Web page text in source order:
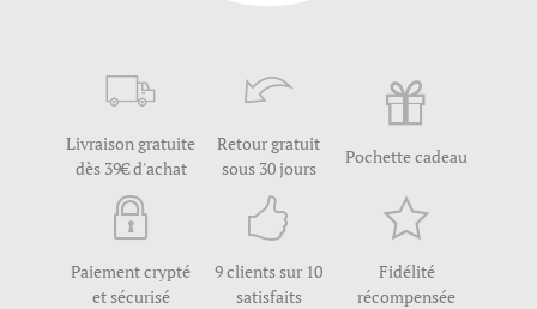
Livraison gratuite
dès 39€ d'achat
Retour gratuit
sous 30 jours
Pochette cadeau
Paiement crypté
et sécurisé
9 clients sur 10
satisfaits
Fidélité
récompensée